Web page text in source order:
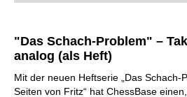
individueller als je zuvor.
"Das Schach-Problem" –
analog (als Heft)
Mit der neuen Heftserie „Das Schach-
Seiten von Fritz“ hat ChessBase